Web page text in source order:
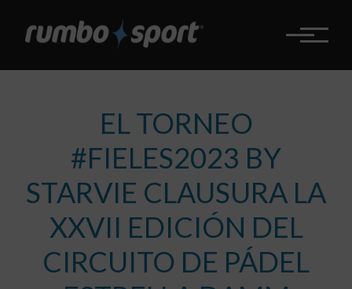
contenido
EL TORNEO
#FIELES2023 BY
STARVIE CLAUSURA LA
XXVII EDICIÓN DEL
CIRCUITO DE PÁDEL